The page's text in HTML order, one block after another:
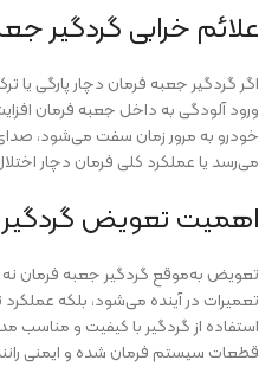
علائم خرابی گردگیر
اگر گردگیر جعبه فرمان دچار پارگی
ورود آلودگی به داخل جعبه فرمان
خودرو به مرور زمان سفت می‌شود،
می‌رسد یا عملکرد کلی فرمان دچار
اهمیت تعویض گردگیر
تعویض به‌موقع گردگیر جعبه فرمان
تعمیرات در آینده می‌شود، بلکه
قطعات سیستم فرمان شده و ایمنی